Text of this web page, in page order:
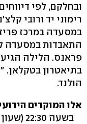
ובחלקם, לפי
רימוני יד ורובי
במסעדה במרכז
התאבדות במסעדה
פראנס. הלילה
בתיאטרון בטקלאן.
הולנד.
אלו המוקדים
בשעה